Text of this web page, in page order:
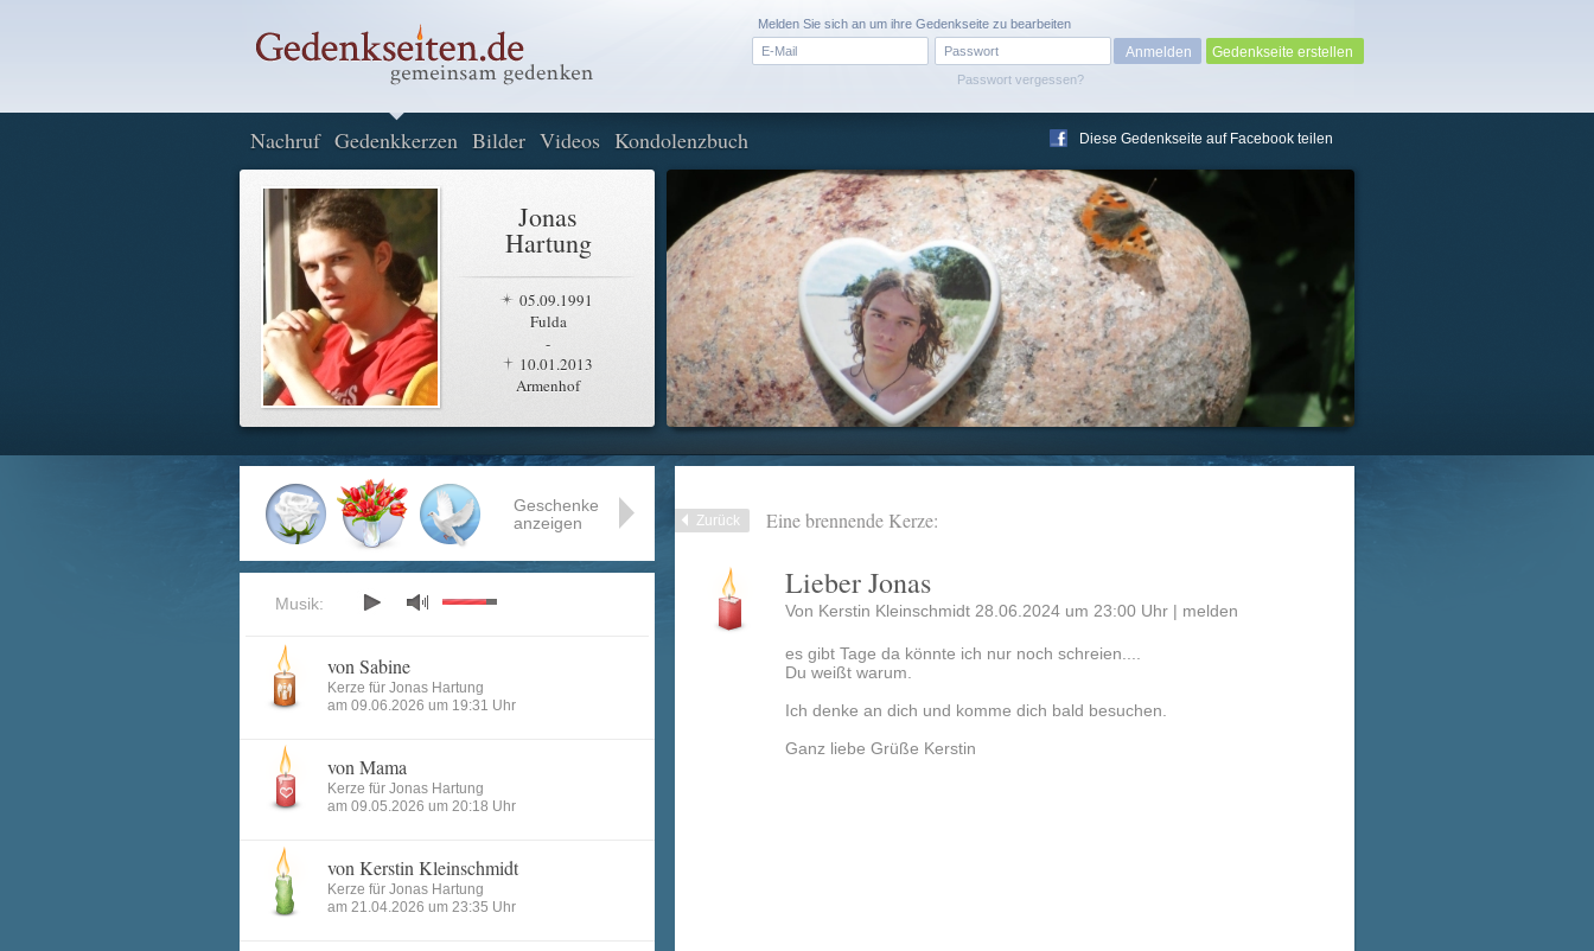
Passwort vergessen?
Melden Sie sich an um ihre Gedenkseite zu bearbeiten
Gedenkseite erstellen
Nachruf Gedenkkerzen Bilder Videos Kondolenzbuch Diese Gedenkseite auf Facebook teilen
Jonas
Hartung
05.09.1991
Fulda
-
10.01.2013
Armenhof
Zurück Eine brennende Kerze:
Lieber Jonas
Von Kerstin Kleinschmidt 28.06.2024 um 23:00 Uhr | melden
es gibt Tage da könnte ich nur noch schreien....
Du weißt warum.
Ich denke an dich und komme dich bald besuchen.
Ganz liebe Grüße Kerstin
Geschenke
anzeigen
Musik:
von Sabine
Kerze für Jonas Hartung
am 09.06.2026 um 19:31 Uhr
von Mama
Kerze für Jonas Hartung
am 09.05.2026 um 20:18 Uhr
von Kerstin Kleinschmidt
Kerze für Jonas Hartung
am 21.04.2026 um 23:35 Uhr